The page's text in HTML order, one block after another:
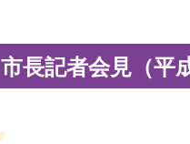
市長記者会見（平